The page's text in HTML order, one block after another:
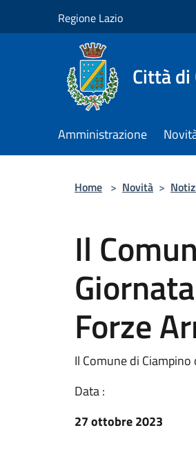
Regione Lazio
Città di
Amministrazione
Home > Novità >
Il
Forze
Il Comune di
Data :
27 ottobre 2023